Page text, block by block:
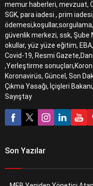
memur haberleri, mevzuat,
SGK, para iadesi , prim
güvenlik merkezi, ssk,
okullar, yüz yüze eğitim,
Covid-19, Resmi
,Yerleştirme
Koronavirüs, Güncel, Son
Çıkma Yasağı, İçişleri
Sayıştay
Son Yazılar